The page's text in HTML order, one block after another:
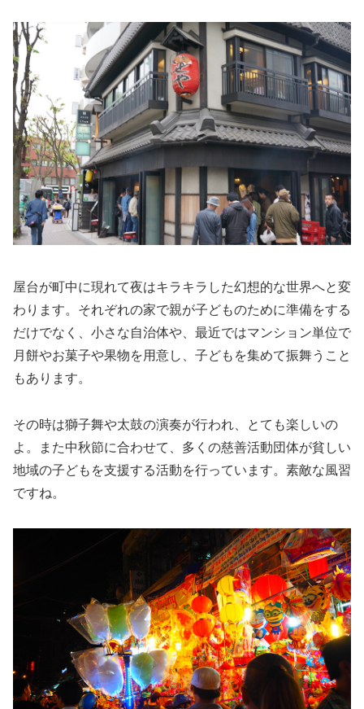
屋台が町中に現れて夜はキラキラした幻想的な世界へと変
わります。それぞれの家で親が子どものために準備をする
だけでなく、小さな自治体や、最近ではマンション単位で
月餅やお菓子や果物を用意し、子どもを集めて振舞うこと
もあります。
その時は獅子舞や太鼓の演奏が行われ、とても楽しいの
よ。また中秋節に合わせて、多くの慈善活動団体が貧しい
地域の子どもを支援する活動を行っています。素敵な風習
ですね。